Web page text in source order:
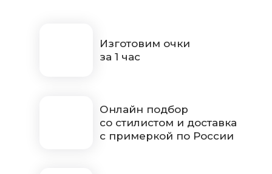
Изготовим очки
за 1 час
Онлайн подбор
со стилистом и доставка
с примеркой по России